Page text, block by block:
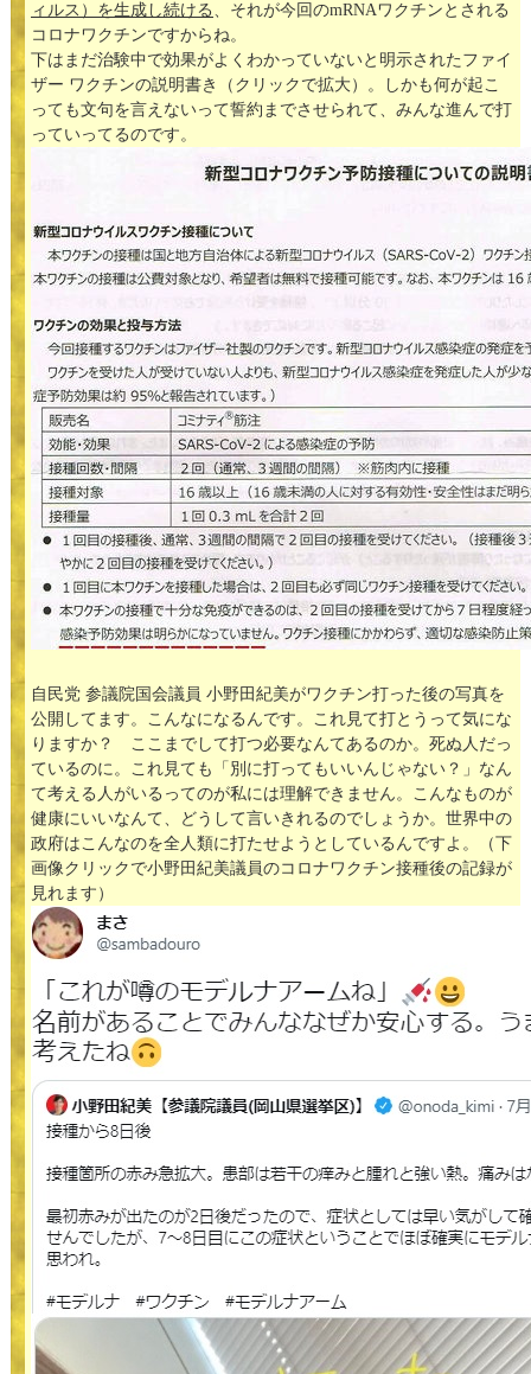
ィルス）を生成し続ける 、それが今回のmRNAワクチンとされる
コロナワクチンですからね。
下はまだ治験中で効果がよくわかっていないと明示されたファイ
ザー ワクチンの説明書き（クリックで拡大）。しかも何が起こ
っても文句を言えないって誓約までさせられて、みんな進んで打
っていってるのです。
自民党 参議院国会議員 小野田紀美がワクチン打った後の写真を
公開してます。こんなになるんです。これ見て打とうって気にな
りますか？ ここまでして打つ必要なんてあるのか。死ぬ人だっ
ているのに。これ見ても「別に打ってもいいんじゃない？」なん
て考える人がいるってのが私には理解できません。こんなものが
健康にいいなんて、どうして言いきれるのでしょうか。世界中の
政府はこんなのを全人類に打たせようとしているんですよ。（下
画像クリックで小野田紀美議員のコロナワクチン接種後の記録が
見れます）